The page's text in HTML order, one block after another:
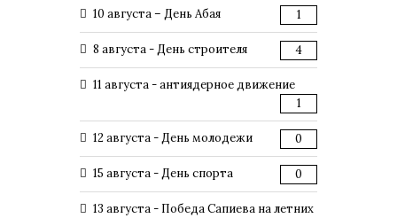
10 августа – День Абая 1
8 августа - День строителя 4
11 августа - антиядерное движение
1
12 августа - День молодежи 0
15 августа - День спорта 0
13 августа - Победа Сапиева на летних